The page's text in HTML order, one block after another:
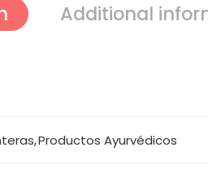
Additional
,Productos Ayurvédicos